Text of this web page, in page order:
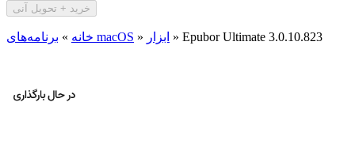
خرید + تحویل آنی
خانه » برنامه‌های macOS » ابزار » Epubor Ultimate 3.0.10.823